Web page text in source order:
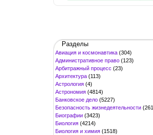
Разделы
Авиация и космонавтика (304)
Административное право (123)
Арбитражный процесс (23)
Архитектура (113)
Астрология (4)
Астрономия (4814)
Банковское дело (5227)
Безопасность жизнедеятельности
Биографии (3423)
Биология (4214)
Биология и химия (1518)